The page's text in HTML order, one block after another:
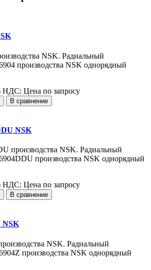
NSK. Радиальный
производства NSK однорядный
НДС: Цена по запросу
В сравнение
NSK
производства NSK. Радиальный
производства NSK однорядный
НДС: Цена по запросу
В сравнение
NSK
NSK. Радиальный
производства NSK однорядный